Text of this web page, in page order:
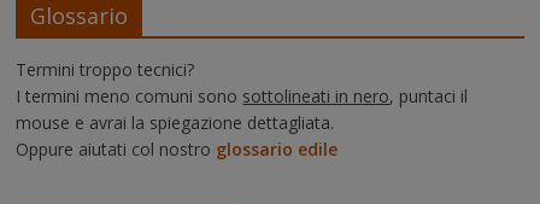
Glossario
Termini troppo tecnici?
I termini meno comuni sono sottolineati in nero, puntaci il
mouse e avrai la spiegazione dettagliata.
Oppure aiutati col nostro glossario edile